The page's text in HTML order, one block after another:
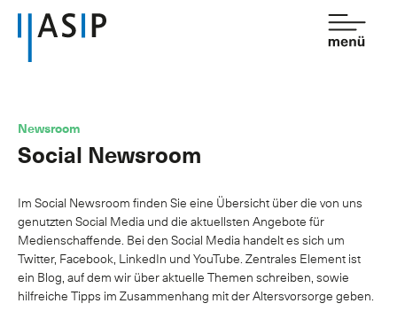
Kontakt de
Verband
Dienstleistungen
Mitgliedschaft
Wissen
Newsroom
Newsroom
Social Newsroom
Im Social Newsroom finden Sie eine Übersicht über die von uns
genutzten Social Media und die aktuellsten Angebote für
Medienschaffende. Bei den Social Media handelt es sich um
Twitter, Facebook, LinkedIn und YouTube. Zentrales Element ist
ein Blog, auf dem wir über aktuelle Themen schreiben, sowie
hilfreiche Tipps im Zusammenhang mit der Altersvorsorge geben.